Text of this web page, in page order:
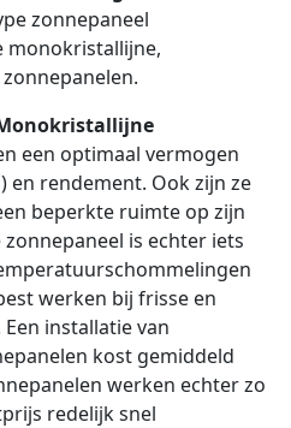
zonnepaneel
monokristallijne,
een optimaal vermogen
en rendement. Ook zijn ze
beperkte ruimte op zijn
is echter iets
werken bij frisse en
installatie van
kost gemiddeld
werken echter zo
redelijk snel